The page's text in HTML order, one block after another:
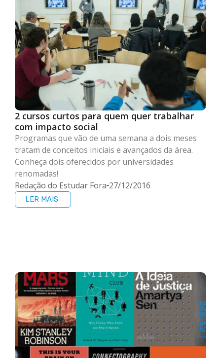
2 cursos curtos para quem quer trabalhar
com impacto social
Programas que vão de uma semana a dois meses
tratam de conceitos iniciais e avançados da área.
Conheça dois oferecidos por universidades
renomadas!
Redação do Estudar Fora 27/12/2016
LER MAIS